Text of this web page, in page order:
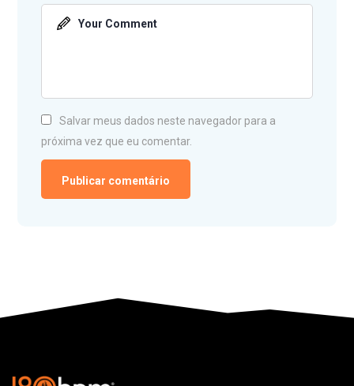
Salvar meus dados neste navegador para a
próxima vez que eu comentar.